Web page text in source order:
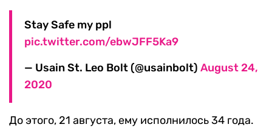
Stay Safe my ppl
pic.twitter.com/ebwJFF5Ka9
— Usain St. Leo Bolt (@usainbolt) August 24,
2020
До этого, 21 августа, ему исполнилось 34 года.